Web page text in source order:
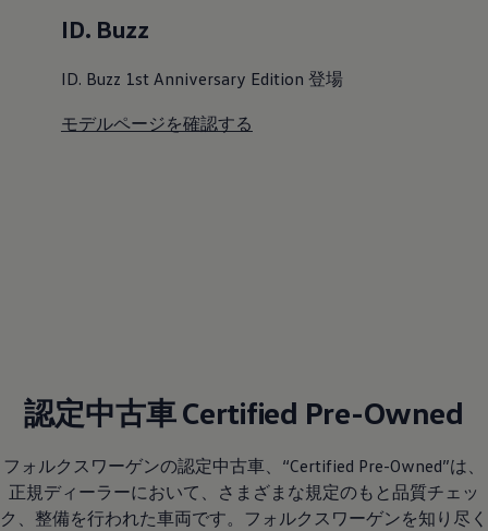
ID. Buzz
ID. Buzz 1st Anniversary Edition 登場
モデルページを確認する
認定中古車 Certified Pre-Owned
フォルクスワーゲンの認定中古車、“Certified Pre-Owned”は、
正規ディーラーにおいて、さまざまな規定のもと品質チェッ
ク、整備を行われた車両です。フォルクスワーゲンを知り尽く